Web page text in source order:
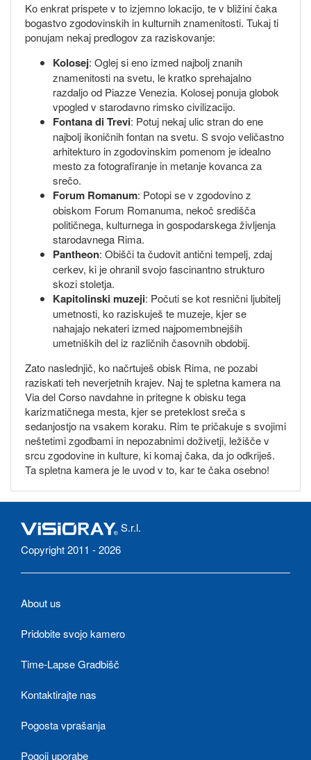
Ko enkrat prispete v to izjemno lokacijo, te v bližini čaka
bogastvo zgodovinskih in kulturnih znamenitosti. Tukaj ti
ponujam nekaj predlogov za raziskovanje:
Kolosej: Oglej si eno izmed najbolj znanih
znamenitosti na svetu, le kratko sprehajalno
razdaljo od Piazze Venezia. Kolosej ponuja globok
vpogled v starodavno rimsko civilizacijo.
Fontana di Trevi: Potuj nekaj ulic stran do ene
najbolj ikoničnih fontan na svetu. S svojo veličastno
arhitekturo in zgodovinskim pomenom je idealno
mesto za fotografiranje in metanje kovanca za
srečo.
Forum Romanum: Potopi se v zgodovino z
obiskom Forum Romanuma, nekoč središča
političnega, kulturnega in gospodarskega življenja
starodavnega Rima.
Pantheon: Obišči ta čudovit antični tempelj, zdaj
cerkev, ki je ohranil svojo fascinantno strukturo
skozi stoletja.
Kapitolinski muzeji: Počuti se kot resnični ljubitelj
umetnosti, ko raziskuješ te muzeje, kjer se
nahajajo nekateri izmed najpomembnejših
umetniških del iz različnih časovnih obdobij.
Zato naslednjič, ko načrtuješ obisk Rima, ne pozabi
raziskati teh neverjetnih krajev. Naj te spletna kamera na
Via del Corso navdahne in pritegne k obisku tega
karizmatičnega mesta, kjer se preteklost sreča s
sedanjostjo na vsakem koraku. Rim te pričakuje s svojimi
neštetimi zgodbami in nepozabnimi doživetji, ležišče v
srcu zgodovine in kulture, ki komaj čaka, da jo odkriješ.
Ta spletna kamera je le uvod v to, kar te čaka osebno!
S.r.l.
Copyright 2011 - 2026
About us
Pridobite svojo kamero
Time-Lapse Gradbišč
Kontaktirajte nas
Pogosta vprašanja
Pogoji uporabe